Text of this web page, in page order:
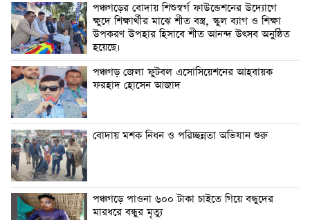
পঞ্চগড়ের বোদায় শিশুস্বর্গ ফাউন্ডেশনের উদ্যোগে
ক্ষুদে শিক্ষার্থীর মাঝে শীত বস্ত্র, স্কুল ব্যাগ ও শিক্ষা
উপকরণ উপহার হিসাবে শীত আনন্দ উৎসব অনুষ্ঠিত
হয়েছে।
পঞ্চগড় জেলা ফুটবল এসোসিয়েশনের আহবায়ক
ফরহাদ হোসেন আজাদ
বোদায় মশক নিধন ও পরিচ্ছন্নতা অভিযান শুরু
পঞ্চগড়ে পাওনা ৬০০ টাকা চাইতে গিয়ে বন্ধুদের
মারধরে বন্ধুর মৃত্যু